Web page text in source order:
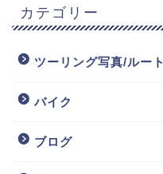
カテゴリー
ツーリング写真/ルート
バイク
ブログ